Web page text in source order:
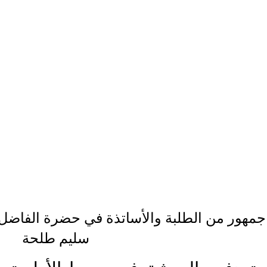
جمهور من الطلبة والأساتذة في حضرة
سليم طلحة